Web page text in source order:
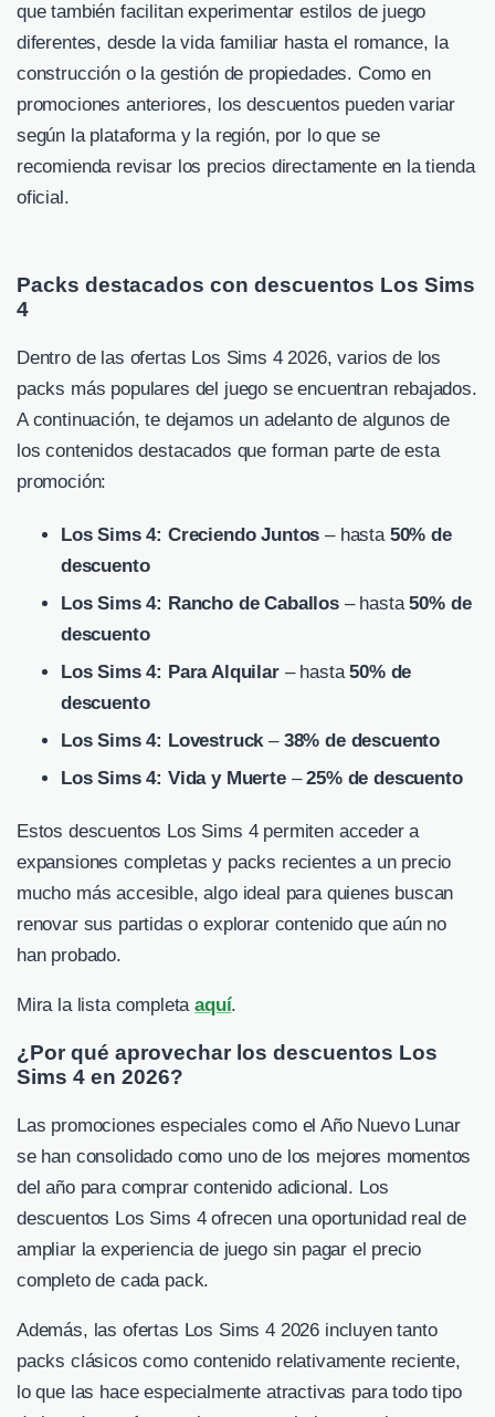
que también facilitan experimentar estilos de juego
diferentes, desde la vida familiar hasta el romance, la
construcción o la gestión de propiedades. Como en
promociones anteriores, los descuentos pueden variar
según la plataforma y la región, por lo que se
recomienda revisar los precios directamente en la tienda
oficial.
Packs destacados con descuentos Los Sims
4
Dentro de las ofertas Los Sims 4 2026, varios de los
packs más populares del juego se encuentran rebajados.
A continuación, te dejamos un adelanto de algunos de
los contenidos destacados que forman parte de esta
promoción:
Los Sims 4: Creciendo Juntos – hasta 50% de
descuento
Los Sims 4: Rancho de Caballos– hasta50% de
descuento
Los Sims 4: Para Alquilar– hasta50% de
descuento
Los Sims 4: Lovestruck – 38% de descuento
Los Sims 4: Vida y Muerte–25% de descuento
Estos descuentos Los Sims 4 permiten acceder a
expansiones completas y packs recientes a un precio
mucho más accesible, algo ideal para quienes buscan
renovar sus partidas o explorar contenido que aún no
han probado.
Mira la lista completaaquí.
¿Por qué aprovechar los descuentos Los
Sims 4 en 2026?
Las promociones especiales como el Año Nuevo Lunar
se han consolidado como uno de los mejores momentos
del año para comprar contenido adicional. Los
descuentos Los Sims 4 ofrecen una oportunidad real de
ampliar la experiencia de juego sin pagar el precio
completo de cada pack.
Además, las ofertas Los Sims 4 2026 incluyen tanto
packs clásicos como contenido relativamente reciente,
lo que las hace especialmente atractivas para todo tipo